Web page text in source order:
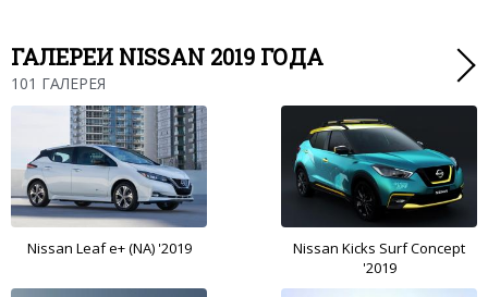
ГАЛЕРЕИ NISSAN 2019 ГОДА
101 ГАЛЕРЕЯ
Nissan Leaf e+ (NA) '2019
Nissan Kicks Surf Concept
'2019